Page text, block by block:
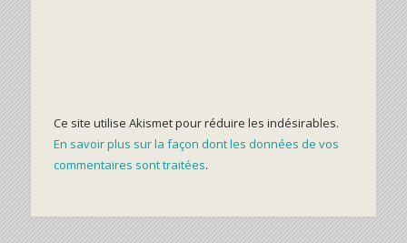
Ce site utilise Akismet pour réduire les indésirables.
En savoir plus sur la façon dont les données de vos
commentaires sont traitées.